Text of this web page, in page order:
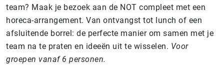
team? Maak je bezoek aan de NOT compleet met een
horeca-arrangement. Van ontvangst tot lunch of een
afsluitende borrel: de perfecte manier om samen met je
team na te praten en ideeën uit te wisselen. Voor
groepen vanaf 6 personen.